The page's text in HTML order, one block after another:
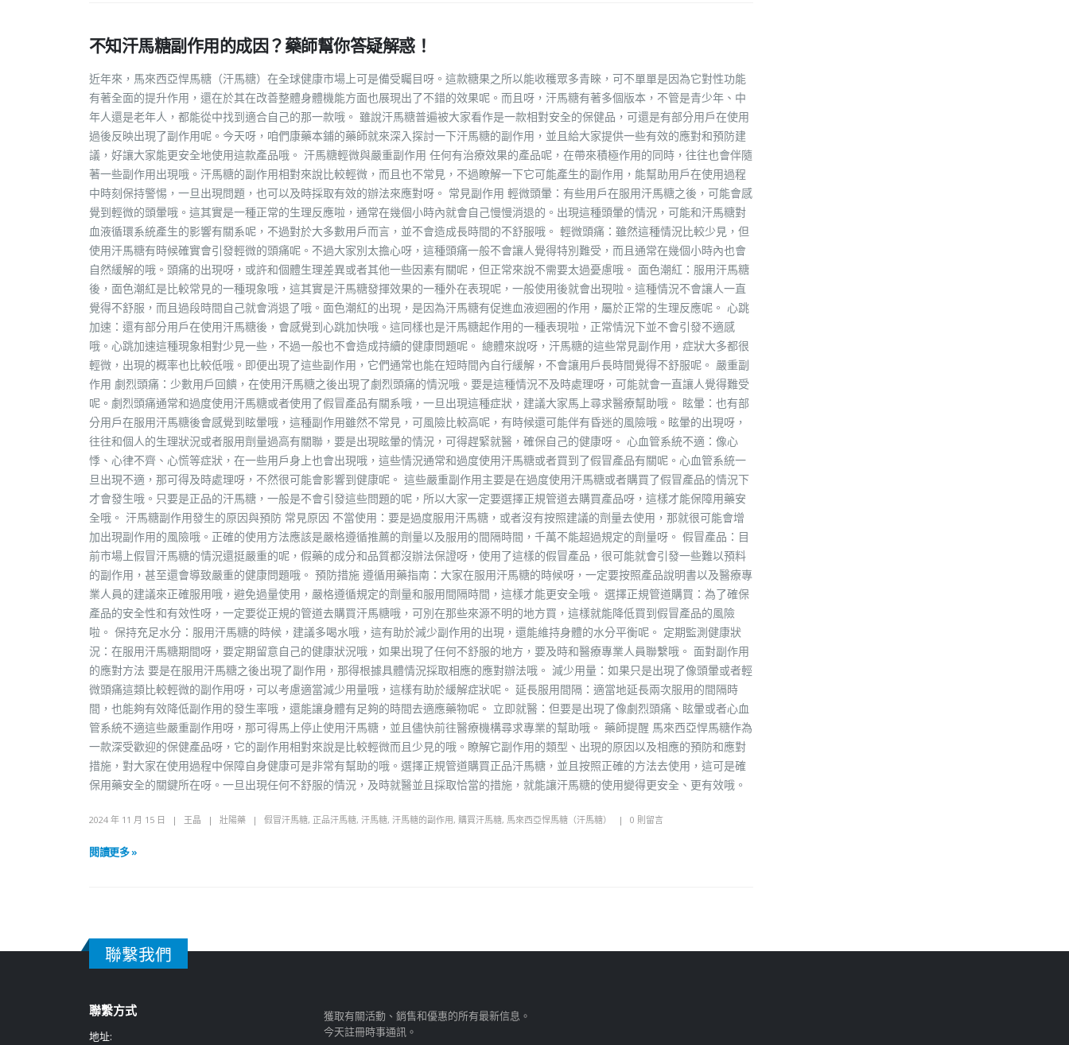
不知汗馬糖副作用的成因？藥師幫你答疑解惑！
近年來，馬來西亞悍馬糖（汗馬糖）在全球健康市場上可是備受矚目呀。這款糖果之所以能收穫眾多青睞，可不單單是因為它對性功能
有著全面的提升作用，還在於其在改善整體身體機能方面也展現出了不錯的效果呢。而且呀，汗馬糖有著多個版本，不管是青少年、中
年人還是老年人，都能從中找到適合自己的那一款哦。 雖說汗馬糖普遍被大家看作是一款相對安全的保健品，可還是有部分用戶在使用
過後反映出現了副作用呢。今天呀，咱們康藥本鋪的藥師就來深入探討一下汗馬糖的副作用，並且給大家提供一些有效的應對和預防建
議，好讓大家能更安全地使用這款產品哦。 汗馬糖輕微與嚴重副作用 任何有治療效果的產品呢，在帶來積極作用的同時，往往也會伴隨
著一些副作用出現哦。汗馬糖的副作用相對來說比較輕微，而且也不常見，不過瞭解一下它可能產生的副作用，能幫助用戶在使用過程
中時刻保持警惕，一旦出現問題，也可以及時採取有效的辦法來應對呀。 常見副作用 輕微頭暈：有些用戶在服用汗馬糖之後，可能會感
覺到輕微的頭暈哦。這其實是一種正常的生理反應啦，通常在幾個小時內就會自己慢慢消退的。出現這種頭暈的情況，可能和汗馬糖對
血液循環系統產生的影響有關系呢，不過對於大多數用戶而言，並不會造成長時間的不舒服哦。 輕微頭痛：雖然這種情況比較少見，但
使用汗馬糖有時候確實會引發輕微的頭痛呢。不過大家別太擔心呀，這種頭痛一般不會讓人覺得特別難受，而且通常在幾個小時內也會
自然緩解的哦。頭痛的出現呀，或許和個體生理差異或者其他一些因素有關呢，但正常來說不需要太過憂慮哦。 面色潮紅：服用汗馬糖
後，面色潮紅是比較常見的一種現象哦，這其實是汗馬糖發揮效果的一種外在表現呢，一般使用後就會出現啦。這種情況不會讓人一直
覺得不舒服，而且過段時間自己就會消退了哦。面色潮紅的出現，是因為汗馬糖有促進血液迴圈的作用，屬於正常的生理反應呢。 心跳
加速：還有部分用戶在使用汗馬糖後，會感覺到心跳加快哦。這同樣也是汗馬糖起作用的一種表現啦，正常情況下並不會引發不適感
哦。心跳加速這種現象相對少見一些，不過一般也不會造成持續的健康問題呢。 總體來說呀，汗馬糖的這些常見副作用，症狀大多都很
輕微，出現的概率也比較低哦。即便出現了這些副作用，它們通常也能在短時間內自行緩解，不會讓用戶長時間覺得不舒服呢。 嚴重副
作用 劇烈頭痛：少數用戶回饋，在使用汗馬糖之後出現了劇烈頭痛的情況哦。要是這種情況不及時處理呀，可能就會一直讓人覺得難受
呢。劇烈頭痛通常和過度使用汗馬糖或者使用了假冒產品有關系哦，一旦出現這種症狀，建議大家馬上尋求醫療幫助哦。 眩暈：也有部
分用戶在服用汗馬糖後會感覺到眩暈哦，這種副作用雖然不常見，可風險比較高呢，有時候還可能伴有昏迷的風險哦。眩暈的出現呀，
往往和個人的生理狀況或者服用劑量過高有關聯，要是出現眩暈的情況，可得趕緊就醫，確保自己的健康呀。 心血管系統不適：像心
悸、心律不齊、心慌等症狀，在一些用戶身上也會出現哦，這些情況通常和過度使用汗馬糖或者買到了假冒產品有關呢。心血管系統一
旦出現不適，那可得及時處理呀，不然很可能會影響到健康呢。 這些嚴重副作用主要是在過度使用汗馬糖或者購買了假冒產品的情況下
才會發生哦。只要是正品的汗馬糖，一般是不會引發這些問題的呢，所以大家一定要選擇正規管道去購買產品呀，這樣才能保障用藥安
全哦。 汗馬糖副作用發生的原因與預防 常見原因 不當使用：要是過度服用汗馬糖，或者沒有按照建議的劑量去使用，那就很可能會增
加出現副作用的風險哦。正確的使用方法應該是嚴格遵循推薦的劑量以及服用的間隔時間，千萬不能超過規定的劑量呀。 假冒產品：目
前市場上假冒汗馬糖的情況還挺嚴重的呢，假藥的成分和品質都沒辦法保證呀，使用了這樣的假冒產品，很可能就會引發一些難以預料
的副作用，甚至還會導致嚴重的健康問題哦。 預防措施 遵循用藥指南：大家在服用汗馬糖的時候呀，一定要按照產品說明書以及醫療專
業人員的建議來正確服用哦，避免過量使用，嚴格遵循規定的劑量和服用間隔時間，這樣才能更安全哦。 選擇正規管道購買：為了確保
產品的安全性和有效性呀，一定要從正規的管道去購買汗馬糖哦，可別在那些來源不明的地方買，這樣就能降低買到假冒產品的風險
啦。 保持充足水分：服用汗馬糖的時候，建議多喝水哦，這有助於減少副作用的出現，還能維持身體的水分平衡呢。 定期監測健康狀
況：在服用汗馬糖期間呀，要定期留意自己的健康狀況哦，如果出現了任何不舒服的地方，要及時和醫療專業人員聯繫哦。 面對副作用
的應對方法 要是在服用汗馬糖之後出現了副作用，那得根據具體情況採取相應的應對辦法哦。 減少用量：如果只是出現了像頭暈或者輕
微頭痛這類比較輕微的副作用呀，可以考慮適當減少用量哦，這樣有助於緩解症狀呢。 延長服用間隔：適當地延長兩次服用的間隔時
間，也能夠有效降低副作用的發生率哦，還能讓身體有足夠的時間去適應藥物呢。 立即就醫：但要是出現了像劇烈頭痛、眩暈或者心血
管系統不適這些嚴重副作用呀，那可得馬上停止使用汗馬糖，並且儘快前往醫療機構尋求專業的幫助哦。 藥師提醒 馬來西亞悍馬糖作為
一款深受歡迎的保健產品呀，它的副作用相對來說是比較輕微而且少見的哦。瞭解它副作用的類型、出現的原因以及相應的預防和應對
措施，對大家在使用過程中保障自身健康可是非常有幫助的哦。選擇正規管道購買正品汗馬糖，並且按照正確的方法去使用，這可是確
保用藥安全的關鍵所在呀。一旦出現任何不舒服的情況，及時就醫並且採取恰當的措施，就能讓汗馬糖的使用變得更安全、更有效哦。
2024 年 11 月 15 日 王晶 壯陽藥 假冒汗馬糖, 正品汗馬糖, 汗馬糖, 汗馬糖的副作用, 購買汗馬糖, 馬來西亞悍馬糖（汗馬糖） 0 則留言
閱讀更多 »
聯繫我們
聯繫方式
地址:
獲取有關活動、銷售和優惠的所有最新信息。
今天註冊時事通訊。